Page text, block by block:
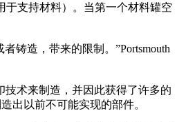
于支持材料）。当第一个材料罐空
铸造，带来的限制。”Portsmouth
术来制造，并因此获得了许多的
出以前不可能实现的部件。